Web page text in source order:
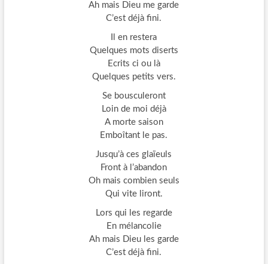
Ah mais Dieu me garde
C’est déjà fini.
Il en restera
Quelques mots diserts
Ecrits ci ou là
Quelques petits vers.
Se bousculeront
Loin de moi déjà
A morte saison
Emboîtant le pas.
Jusqu’à ces glaïeuls
Front à l’abandon
Oh mais combien seuls
Qui vite liront.
Lors qui les regarde
En mélancolie
Ah mais Dieu les garde
C’est déjà fini.